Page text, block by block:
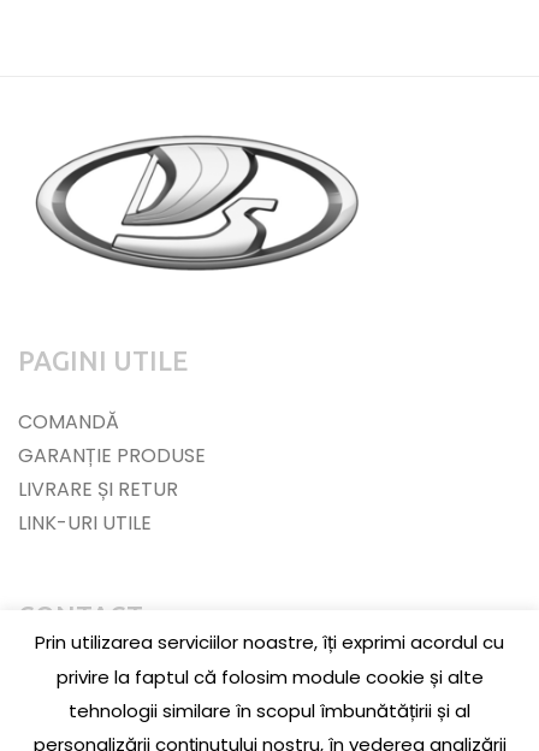
PAGINI UTILE
COMANDĂ
GARANȚIE PRODUSE
LIVRARE ȘI RETUR
LINK-URI UTILE
CONTACT
Jud. Cluj, Loc. Baciu, Str. Jupiter, Nr. 3, La parter
0756 609 174
Prin utilizarea serviciilor noastre, îți exprimi acordul cu
privire la faptul că folosim module cookie și alte
tehnologii similare în scopul îmbunătățirii și al
personalizării conținutului nostru, în vederea analizării